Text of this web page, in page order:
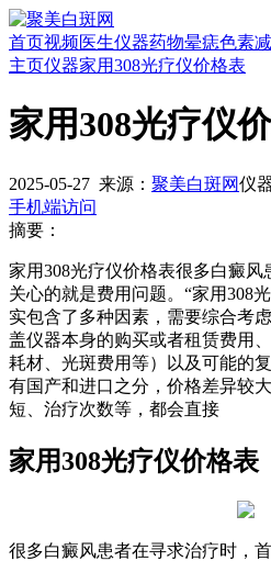
首页视频医生仪器药物晕痣色素
主页仪器家用308光疗仪价格表
家用308光疗仪
2025-05-27 来源： 聚美白斑网仪
手机端访问
摘要：
家用308光疗仪价格表很多白癜
关心的就是费用问题。“家用308
实包含了多种因素，需要综合考
盖仪器本身的购买或者租赁费用
耗材、光斑费用等）以及可能的
有国产和进口之分，价格差异较
短、治疗次数等，都会直接
家用308光疗仪价格表
很多白癜风患者在寻求治疗时，